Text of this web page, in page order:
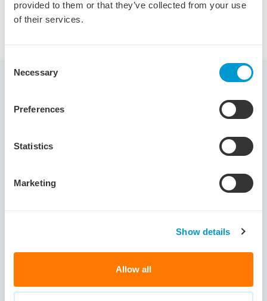
provided to them or that they’ve collected from your use
of their services.
Selection
Necessary
Preferences
Statistics
Marketing
Show details
Allow all
Gerelateerde blogartikelen voor jou